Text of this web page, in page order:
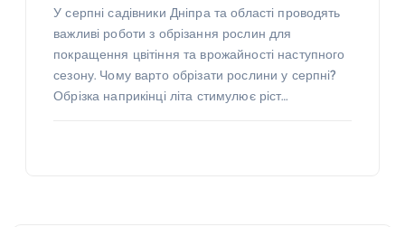
У серпні садівники Дніпра та області проводять
важливі роботи з обрізання рослин для
покращення цвітіння та врожайності наступного
сезону. Чому варто обрізати рослини у серпні?
Обрізка наприкінці літа стимулює ріст…